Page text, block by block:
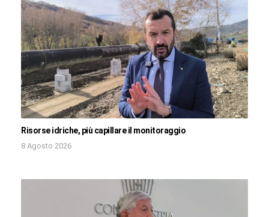
Risorse idriche, più capillare il monitoraggio
8 Agosto 2026